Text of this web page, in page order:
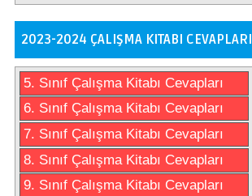
2023-2024 ÇALIŞMA KITABI CEVAPLARI
5. Sınıf Çalışma Kitabı Cevapları
6. Sınıf Çalışma Kitabı Cevapları
7. Sınıf Çalışma Kitabı Cevapları
8. Sınıf Çalışma Kitabı Cevapları
9. Sınıf Çalışma Kitabı Cevapları